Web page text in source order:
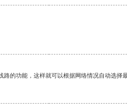
的功能，这样就可以根据网络情况自动选择